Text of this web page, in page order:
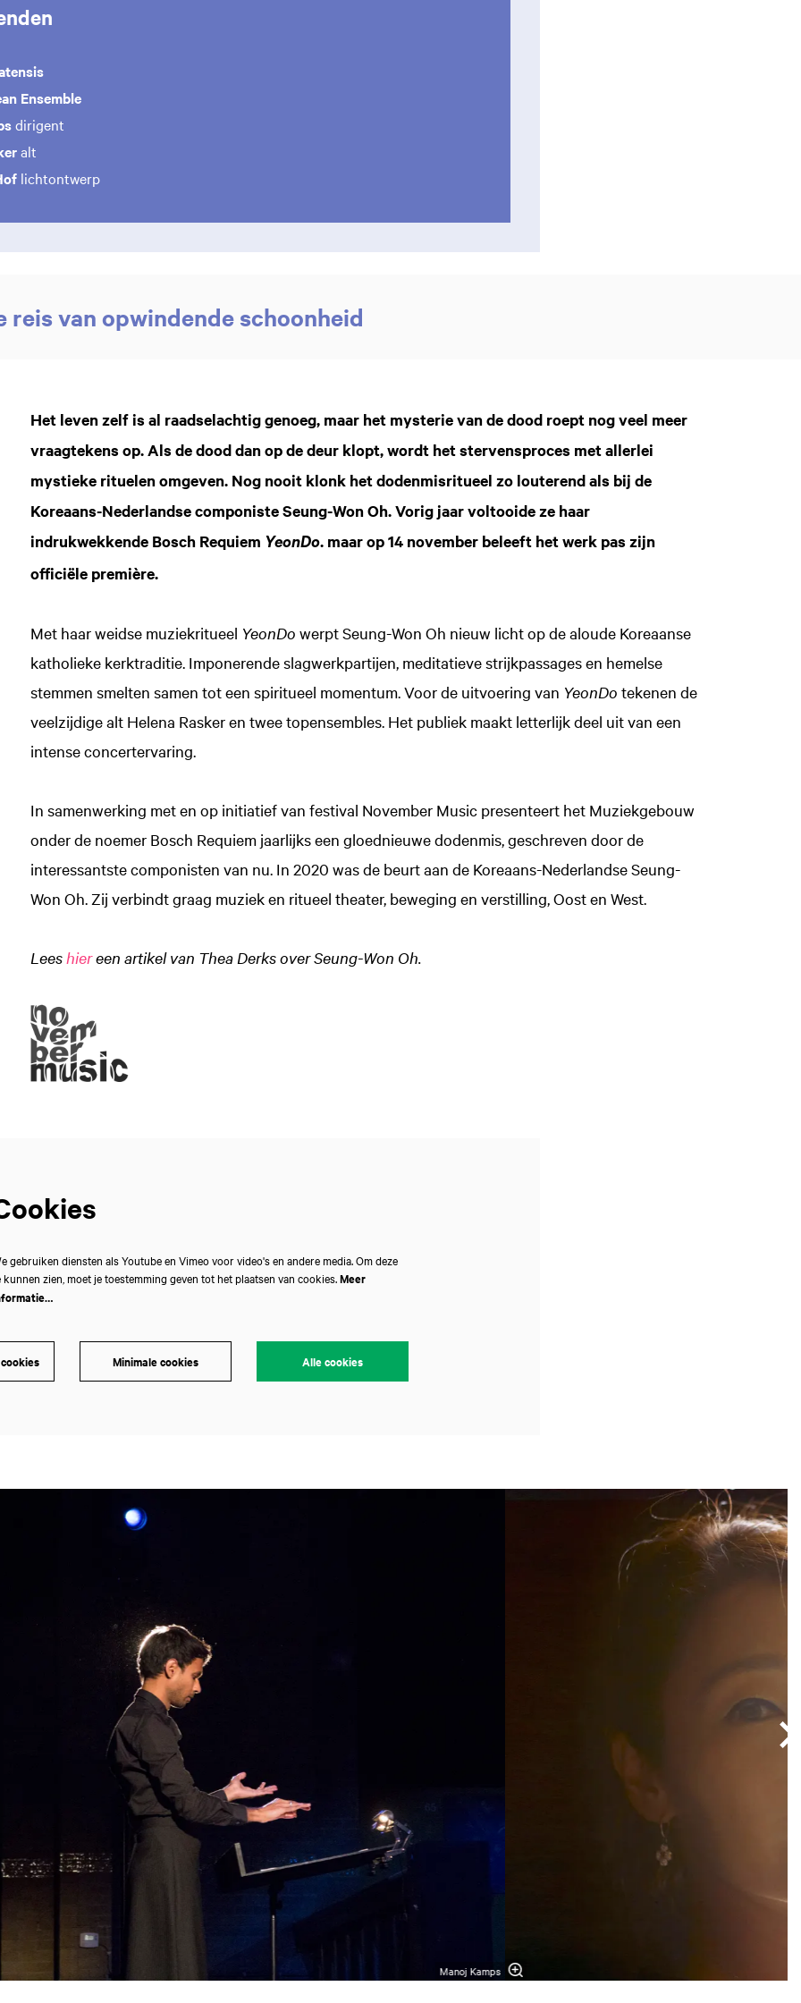
Ensemble
dirigent
alt
lichtontwerp
reis van opwindende schoonheid
Het leven zelf is al raadselachtig genoeg, maar het mysterie van de dood roept nog veel meer
vraagtekens op. Als de dood dan op de deur klopt, wordt het stervensproces met allerlei
mystieke rituelen omgeven. Nog nooit klonk het dodenmisritueel zo louterend als bij de
Koreaans-Nederlandse componiste Seung-Won Oh. Vorig jaar voltooide ze haar
indrukwekkende Bosch Requiem YeonDo. maar op 14 november beleeft het werk pas zijn
officiële première.
Met haar weidse muziekritueel YeonDo werpt Seung-Won Oh nieuw licht op de aloude Koreaanse
katholieke kerktraditie. Imponerende slagwerkpartijen, meditatieve strijkpassages en hemelse
stemmen smelten samen tot een spiritueel momentum. Voor de uitvoering van YeonDo tekenen de
veelzijdige alt Helena Rasker en twee topensembles. Het publiek maakt letterlijk deel uit van een
intense concertervaring.
In samenwerking met en op initiatief van festival November Music presenteert het Muziekgebouw
onder de noemer Bosch Requiem jaarlijks een gloednieuwe dodenmis, geschreven door de
interessantste componisten van nu. In 2020 was de beurt aan de Koreaans-Nederlandse Seung-
Won Oh. Zij verbindt graag muziek en ritueel theater, beweging en verstilling, Oost en West.
Leeshiereen artikel van Thea Derks over Seung-Won Oh.
gebruiken diensten als Youtube en Vimeo voor video's en andere media. Om deze
kunnen zien, moet je toestemming geven tot het plaatsen van cookies.Meer
Minimale cookies Alle cookies
Manoj Kamps